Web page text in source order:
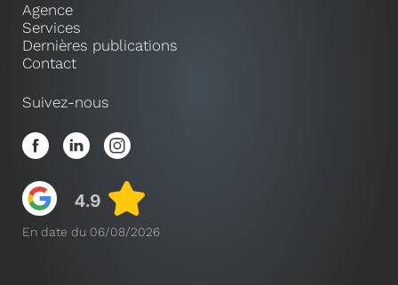
Agence
Services
Dernières publications
Contact
Suivez-nous
En date du 06/08/2026